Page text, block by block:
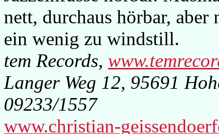
nett, durchaus hörbar,
ein wenig zu windstill.
tem Records,
Langer Weg 12, 95691
09233/1557
www.christian-